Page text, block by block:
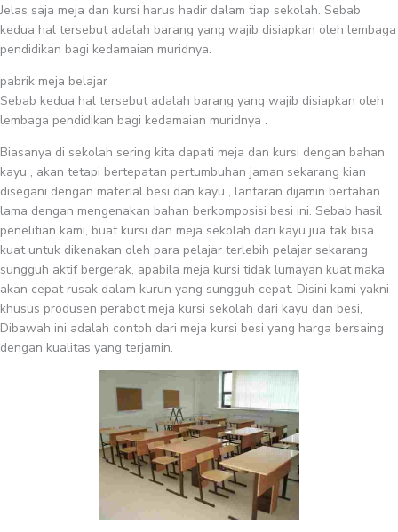
Jelas saja meja dan kursi harus hadir dalam tiap sekolah. Sebab
kedua hal tersebut adalah barang yang wajib disiapkan oleh lembaga
pendidikan bagi kedamaian muridnya.
pabrik meja belajar
Sebab kedua hal tersebut adalah barang yang wajib disiapkan oleh
lembaga pendidikan bagi kedamaian muridnya .
Biasanya di sekolah sering kita dapati meja dan kursi dengan bahan
kayu , akan tetapi bertepatan pertumbuhan jaman sekarang kian
disegani dengan material besi dan kayu , lantaran dijamin bertahan
lama dengan mengenakan bahan berkomposisi besi ini. Sebab hasil
penelitian kami, buat kursi dan meja sekolah dari kayu jua tak bisa
kuat untuk dikenakan oleh para pelajar terlebih pelajar sekarang
sungguh aktif bergerak, apabila meja kursi tidak lumayan kuat maka
akan cepat rusak dalam kurun yang sungguh cepat. Disini kami yakni
khusus produsen perabot meja kursi sekolah dari kayu dan besi,
Dibawah ini adalah contoh dari meja kursi besi yang harga bersaing
dengan kualitas yang terjamin.